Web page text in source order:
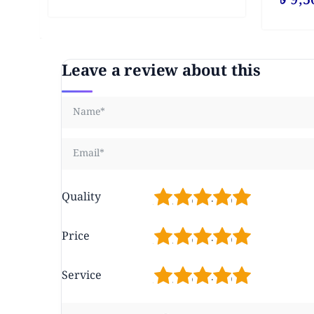
Leave a review about this
Quality 5
4
3
2
Price 5
4
3
2
Service 5
4
3
2